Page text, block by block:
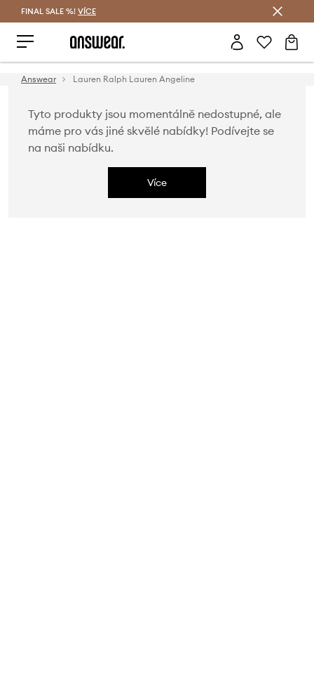
FINAL SALE %! VÍCE
Answear Lauren Ralph Lauren Angeline
Tyto produkty jsou momentálně nedostupné, ale
máme pro vás jiné skvělé nabídky! Podívejte se
na naši nabídku.
Více